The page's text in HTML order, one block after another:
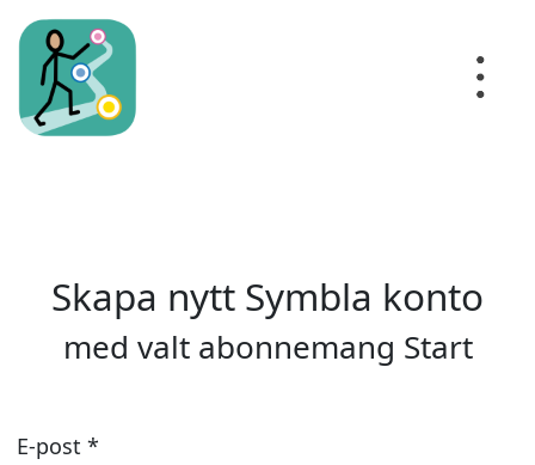
Skapa nytt Symbla konto
med valt abonnemang Start
E-post *